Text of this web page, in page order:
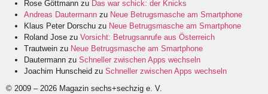
Rose Göttmann zu Das war schick: der Knicks
Andreas Dautermann zu Neue Betrugsmasche am Smartphone
Klaus Peter Dorschu zu Neue Betrugsmasche am Smartphone
Roland Jose zu Vorsicht: Betrugsanrufe aus Österreich
Trautwein zu Neue Betrugsmasche am Smartphone
Dautermann zu Schneller zwischen Apps wechseln
Joachim Hunscheid zu Schneller zwischen Apps wechseln
© 2009 – 2026 Magazin sechs+sechzig e. V.